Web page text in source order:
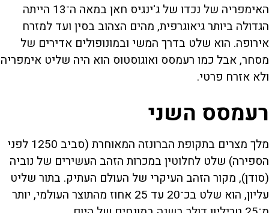
האימפריה של נכדו של ג'ינגיס חאן במאה ה־13 הייתה
הגדולה ביותר גיאוגרפית, מהים הצהוב בסין ועד למזרח
אירופה. הוא שלט בדרך המשי ובמונופולים אדירים של
מסחר, אבל כמו רעמסס ואוגוסטוס הוא היה שליט אימפריה
ולא אזרח פרטי.
רעמסס השני
מלך מצרים בתקופת הברונזה המאוחרת (סביב 1250 לפני
הספירה) שלט לחלוטין במכרות הזהב העשירים של נוביה
(סודן), מקור הזהב העיקרי של העולם העתיק. בתור שליט
עליון, הוא שלט בכ־20 עד 25 אחוז מהתוצר העולמי, יותר